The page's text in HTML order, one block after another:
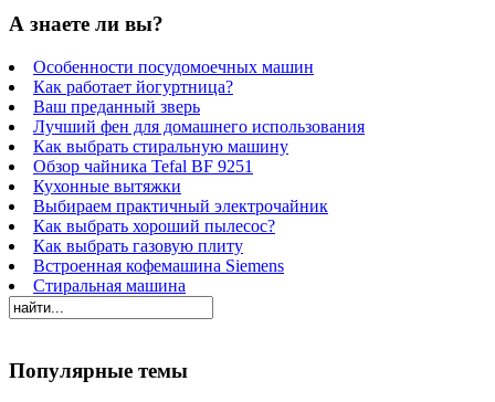
А знаете ли вы?
Особенности посудомоечных машин
Как работает йогуртница?
Ваш преданный зверь
Лучший фен для домашнего использования
Как выбрать стиральную машину
Обзор чайника Tefal BF 9251
Кухонные вытяжки
Выбираем практичный электрочайник
Как выбрать хороший пылесос?
Как выбрать газовую плиту
Встроенная кофемашина Siemens
Стиральная машина
Популярные темы